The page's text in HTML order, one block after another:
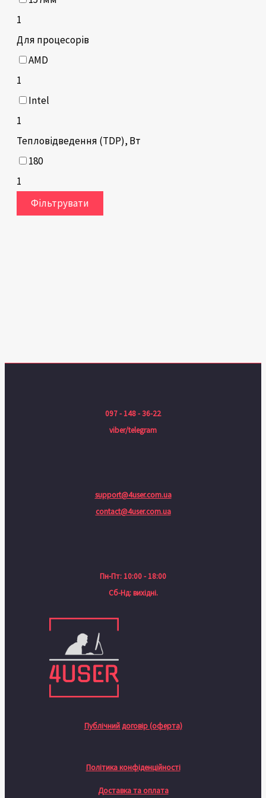
1
Для процесорів
AMD
1
Intel
1
Тепловідведення (TDP), Вт
180
1
Фільтрувати
097 - 148 - 36-22
viber/telegram
support@4user.com.ua
contact@4user.com.ua
Пн-Пт: 10:00 - 18:00
Сб-Нд: вихідні.
Публічний договір (оферта)
Політика конфіденційності
Доставка та оплата